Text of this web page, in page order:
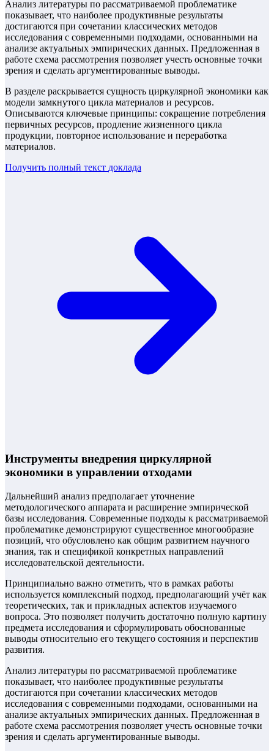
Анализ литературы по рассматриваемой проблематике
показывает, что наиболее продуктивные результаты
достигаются при сочетании классических методов
исследования с современными подходами, основанными на
анализе актуальных эмпирических данных. Предложенная в
работе схема рассмотрения позволяет учесть основные точки
зрения и сделать аргументированные выводы.
В разделе раскрывается сущность циркулярной экономики как
модели замкнутого цикла материалов и ресурсов.
Описываются ключевые принципы: сокращение потребления
первичных ресурсов, продление жизненного цикла
продукции, повторное использование и переработка
материалов.
Получить полный текст доклада
Инструменты внедрения циркулярной
экономики в управлении отходами
Дальнейший анализ предполагает уточнение
методологического аппарата и расширение эмпирической
базы исследования. Современные подходы к рассматриваемой
проблематике демонстрируют существенное многообразие
позиций, что обусловлено как общим развитием научного
знания, так и спецификой конкретных направлений
исследовательской деятельности.
Принципиально важно отметить, что в рамках работы
используется комплексный подход, предполагающий учёт как
теоретических, так и прикладных аспектов изучаемого
вопроса. Это позволяет получить достаточно полную картину
предмета исследования и сформулировать обоснованные
выводы относительно его текущего состояния и перспектив
развития.
Анализ литературы по рассматриваемой проблематике
показывает, что наиболее продуктивные результаты
достигаются при сочетании классических методов
исследования с современными подходами, основанными на
анализе актуальных эмпирических данных. Предложенная в
работе схема рассмотрения позволяет учесть основные точки
зрения и сделать аргументированные выводы.